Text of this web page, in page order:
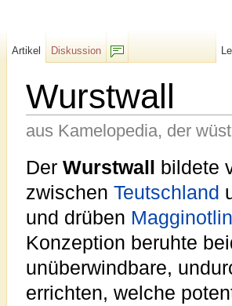
Wurstwall
aus Kamelopedia, der
Der Wurstwall bildete
zwischen Teutschland
und drüben
Konzeption beruhte
unüberwindbare,
errichten, welche
Artikel
Diskussion